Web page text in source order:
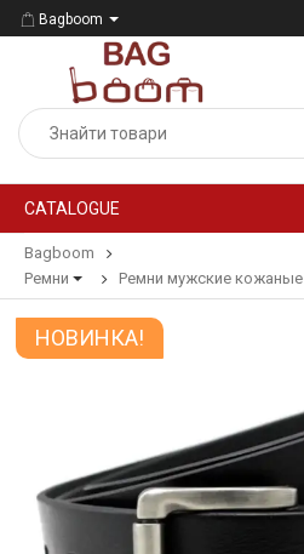
Bagboom
CATALOGUE
Bagboom
Ремни
Ремни мужские кожаные
НОВИНКА!